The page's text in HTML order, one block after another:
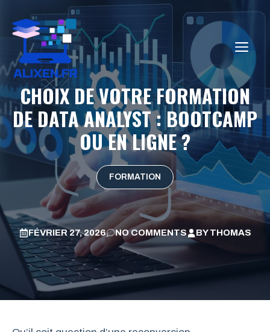
contenu
CHOIX DE VOTRE FORMATION
DE DATA ANALYST : BOOTCAMP
OU EN LIGNE ?
FORMATION
FÉVRIER 27, 2026 NO COMMENTS BYTHOMAS